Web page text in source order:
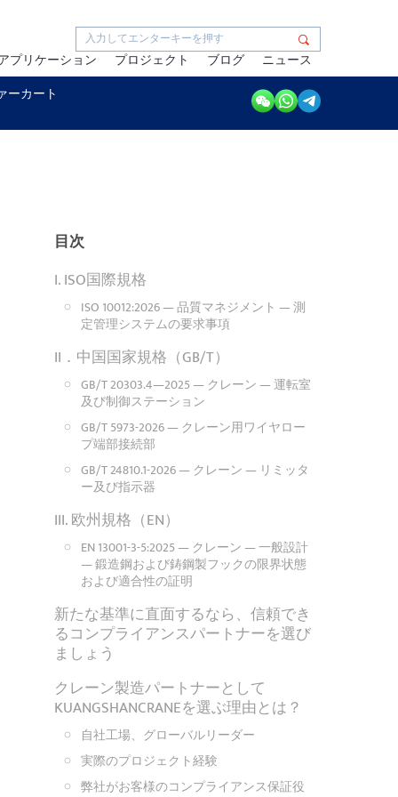
プリケーション プロジェクト ブログ
ニュース
ーカート
目次
I. ISO国際規格
ISO 10012:2026 — 品質マネジメント — 測
定管理システムの要求事項
II．中国国家規格（GB/T）
GB/T 20303.4—2025 — クレーン — 運転室
及び制御ステーション
GB/T 5973-2026 — クレーン用ワイヤロー
プ端部接続部
GB/T 24810.1-2026 — クレーン — リミッタ
ー及び指示器
III. 欧州規格（EN）
EN 13001-3-5:2025 — クレーン — 一般設計
— 鍛造鋼および鋳鋼製フックの限界状態
および適合性の証明
新たな基準に直面するなら、信頼でき
るコンプライアンスパートナーを選び
ましょう
クレーン製造パートナーとして
KUANGSHANCRANEを選ぶ理由とは？
自社工場、グローバルリーダー
実際のプロジェクト経験
弊社がお客様のコンプライアンス保証役